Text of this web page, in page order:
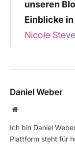
unseren
Einblicke
Nicole
Daniel Weber
Website
Ich bin Daniel
Plattform steht für